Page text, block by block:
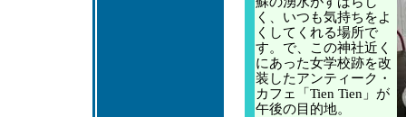
く、いつも気持ちをよ
くしてくれる場所で
す。で、この神社近く
にあった女学校跡を改
装したアンティーク・
カフェ「Tien Tien」が
午後の目的地。